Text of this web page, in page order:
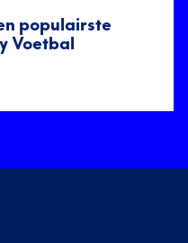
populairste
Voetbal